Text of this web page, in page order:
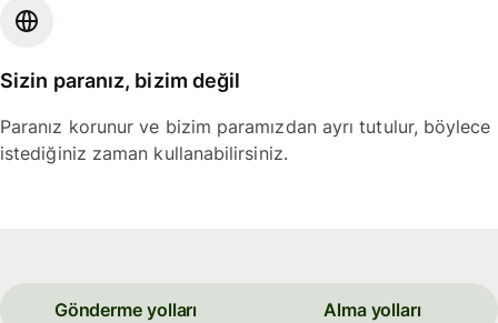
Sizin paranız, bizim değil
Paranız korunur ve bizim paramızdan ayrı tutulur, böylece
istediğiniz zaman kullanabilirsiniz.
Gönderme yolları Alma yolları